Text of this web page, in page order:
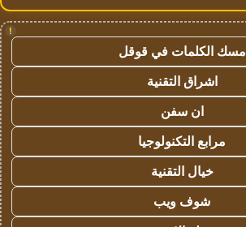
!
مسك الكلمات في قوقل
اشراق التقنية
ان سفن
مرابع التكنولوجيا
خيال التقنية
شوف ويب